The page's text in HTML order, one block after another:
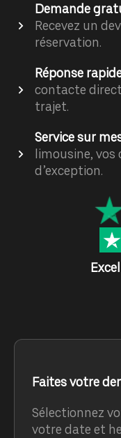
Demande
Recevez un
réservation.
Réponse
contacte
trajet.
Service sur
limousine,
d’exception.
Faites votre
Sélectionnez
votre date et